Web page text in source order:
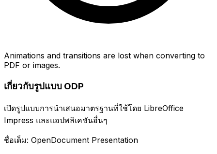
Animations and transitions are lost when converting to
PDF or images.
เกี่ยวกับรูปแบบ ODP
เปิดรูปแบบการนำเสนอมาตรฐานที่ใช้โดย LibreOffice
Impress และแอปพลิเคชันอื่นๆ
ชื่อเต็ม: OpenDocument Presentation